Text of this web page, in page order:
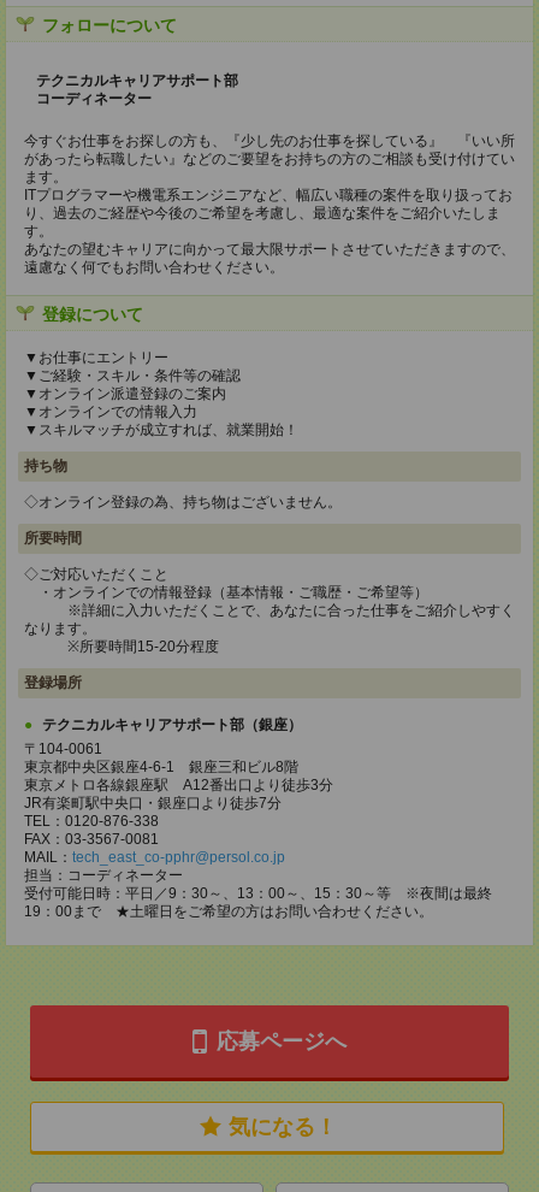
フォローについて
テクニカルキャリアサポート部
コーディネーター
今すぐお仕事をお探しの方も、『少し先のお仕事を探している』 『いい所
があったら転職したい』などのご要望をお持ちの方のご相談も受け付けてい
ます。
ITプログラマーや機電系エンジニアなど、幅広い職種の案件を取り扱ってお
り、過去のご経歴や今後のご希望を考慮し、最適な案件をご紹介いたしま
す。
あなたの望むキャリアに向かって最大限サポートさせていただきますので、
遠慮なく何でもお問い合わせください。
登録について
▼お仕事にエントリー
▼ご経験・スキル・条件等の確認
▼オンライン派遣登録のご案内
▼オンラインでの情報入力
▼スキルマッチが成立すれば、就業開始！
持ち物
◇オンライン登録の為、持ち物はございません。
所要時間
◇ご対応いただくこと
・オンラインでの情報登録（基本情報・ご職歴・ご希望等）
※詳細に入力いただくことで、あなたに合った仕事をご紹介しやすく
なります。
※所要時間15-20分程度
登録場所
テクニカルキャリアサポート部（銀座）
〒104-0061
東京都中央区銀座4-6-1 銀座三和ビル8階
東京メトロ各線銀座駅 A12番出口より徒歩3分
JR有楽町駅中央口・銀座口より徒歩7分
TEL：0120-876-338
FAX：03-3567-0081
MAIL： tech_east_co-pphr@persol.co.jp
担当：コーディネーター
受付可能日時：平日／9：30～、13：00～、15：30～等 ※夜間は最終
19：00まで ★土曜日をご希望の方はお問い合わせください。
応募ページへ
気になる！